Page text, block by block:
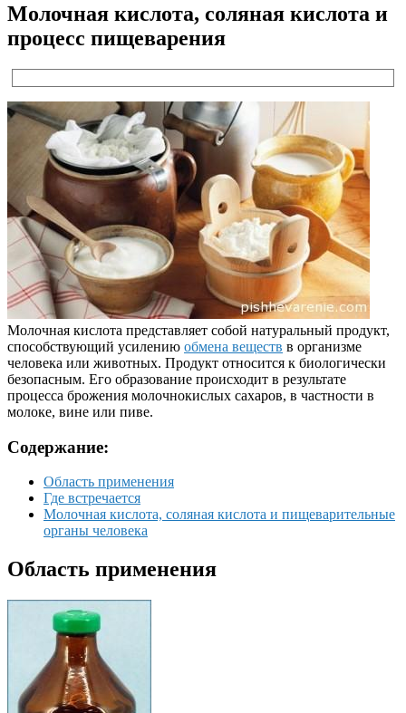
Молочная кислота, соляная кислота и
процесс пищеварения
Молочная кислота представляет собой натуральный продукт,
способствующий усилению обмена веществ в организме
человека или животных. Продукт относится к биологически
безопасным. Его образование происходит в результате
процесса брожения молочнокислых сахаров, в частности в
молоке, вине или пиве.
Содержание:
Область применения
Где встречается
Молочная кислота, соляная кислота и пищеварительные
органы человека
Область применения